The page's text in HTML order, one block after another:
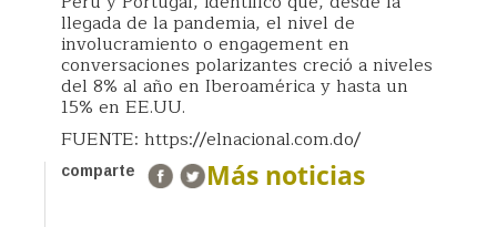
llegada de la pandemia, el nivel de
involucramiento o engagement en
conversaciones polarizantes creció a niveles
del 8% al año en Iberoamérica y hasta un
15% en EE.UU.
FUENTE: https://elnacional.com.do/
comparte Más noticias